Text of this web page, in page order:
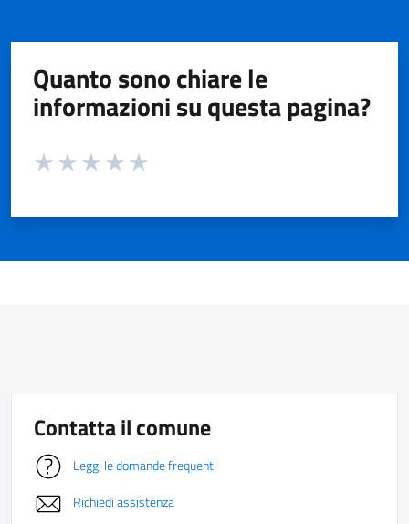
Quanto sono chiare le
informazioni su questa pagina?
Valuta da 1 a 5 stelle la pagina
Contatta il comune
Leggi le domande frequenti
Richiedi assistenza